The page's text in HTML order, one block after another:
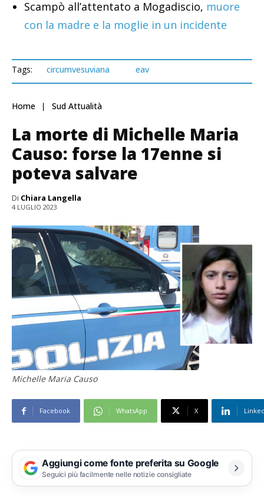
Scampò all’attentato a Mogadiscio, muore
con la madre e la moglie in un incidente
Tags: circumvesuviana eav
Home Sud Attualità
La morte di Michelle Maria
Causo: forse la 17enne si
poteva salvare
Di Chiara Langella
4 LUGLIO 2023
Michelle Maria Causo
Facebook WhatsApp X
Aggiungi come fonte preferita su Google
Seguici più facilmente nelle notizie consigliate